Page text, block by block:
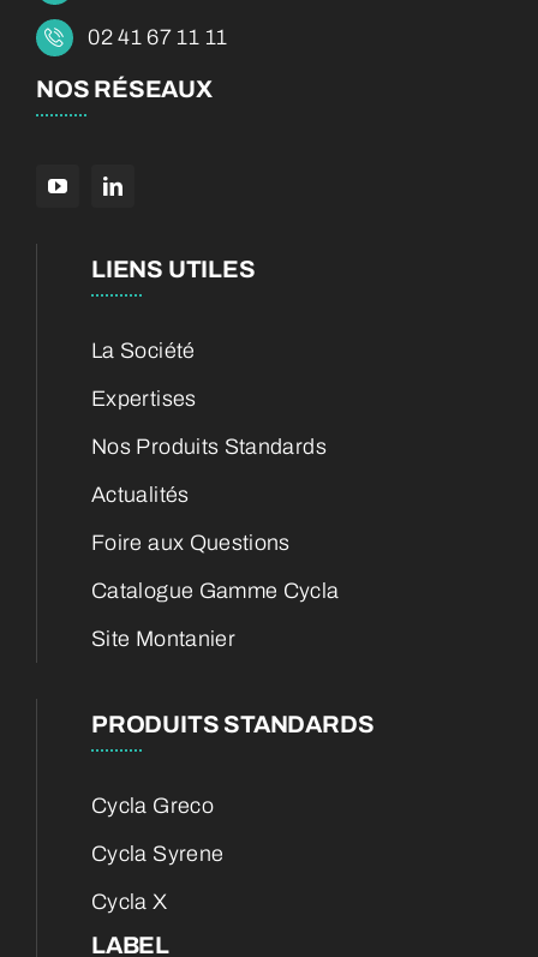
02 41 67 11 11
NOS RÉSEAUX
LIENS UTILES
La Société
Expertises
Nos Produits Standards
Actualités
Foire aux Questions
Catalogue Gamme Cycla
Site Montanier
PRODUITS STANDARDS
Cycla Greco
Cycla Syrene
Cycla X
LABEL